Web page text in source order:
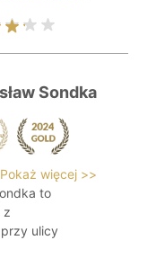
Sondka
Pokaż więcej >>
to
z
ulicy